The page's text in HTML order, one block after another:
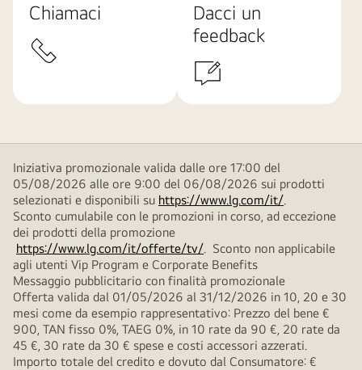
Chiamaci
Dacci un
feedback
Iniziativa promozionale valida dalle ore 17:00 del
05/08/2026 alle ore 9:00 del 06/08/2026 sui prodotti
selezionati e disponibili su https://www.lg.com/it/.
Sconto cumulabile con le promozioni in corso, ad eccezione
dei prodotti della promozione
https://www.lg.com/it/offerte/tv/. Sconto non applicabile
agli utenti Vip Program e Corporate Benefits
Messaggio pubblicitario con finalità promozionale
Offerta valida dal 01/05/2026 al 31/12/2026 in 10, 20 e 30
mesi come da esempio rappresentativo: Prezzo del bene €
900, TAN fisso 0%, TAEG 0%, in 10 rate da 90 €, 20 rate da
45 €, 30 rate da 30 € spese e costi accessori azzerati.
Importo totale del credito e dovuto dal Consumatore: €